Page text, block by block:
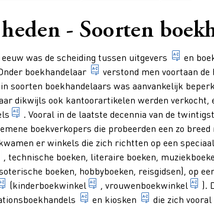
- Soorten
was de scheiding tussen uitgevers 1.
en
boekhandelaar iemand wiens beroep het
verstond men voortaan de
soorten boekhandelaars was aanvankelijk
die zich richt op een breed, algemeen
dikwijls ook kantoorartikelen werden verkocht,
boekhandel gericht op het verstrekken van
. Vooral in de laatste decennia van de
boekverkopers die probeerden een zo breed
(uitgever-)boekverkoper te koop aanbiedt,
er winkels die zich richtten op een
specialistische publicaties voor wetenschappelijk
, technische boeken, literaire boeken,
boeken, hobbyboeken, reisgidsen), op
verzamelnaam voor de consumenten van (een
(kinderboekwinkel boekhandel,
, vrouwenboekwinkel
).
winkel voor kranten,
en kiosken verkooppunt
die zich